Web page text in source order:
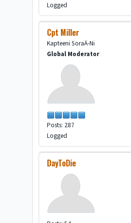
Logged
Cpt Miller
Kapteeni SoraÄ-Ni
Global Moderator
Posts: 287
Logged
DayToDie